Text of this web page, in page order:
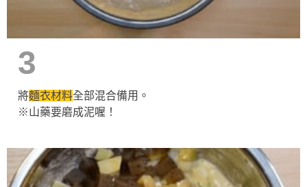
3
將麵衣材料全部混合備用。
※山藥要磨成泥喔！